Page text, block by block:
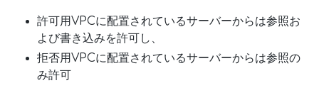
許可用VPCに配置されているサーバーからは参照お
よび書き込みを許可し、
拒否用VPCに配置されているサーバーからは参照の
み許可